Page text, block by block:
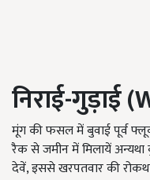
निराई-गुड़ाई
मूंग की फसल में बुवाई पूर्व
रैक से जमीन में मिलायें अन्यथा
देवें, इससे खरपतवार की